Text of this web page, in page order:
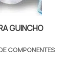
GUINCHO
COMPONENTES